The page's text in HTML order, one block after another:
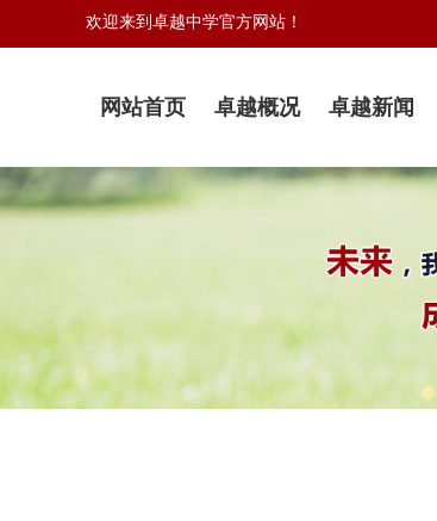
欢迎来到卓越中学官方网站！
网站首页 卓越概况 卓越新闻